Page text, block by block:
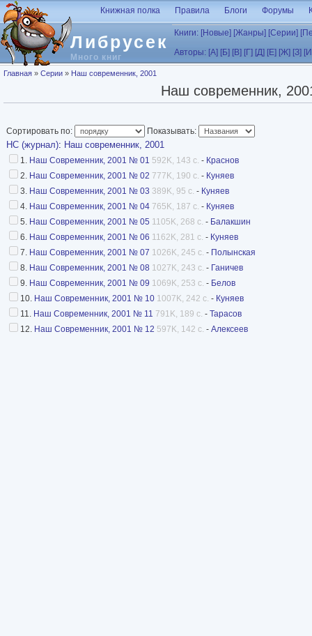
Перейти к основному содержанию
Либрусек
Много книг
Книжная полка Правила Блоги Форумы
Книги: [Новые] [Жанры] [Серии]
Авторы: [А] [Б] [В] [Г] [Д] [Е] [Ж] [З]
Вы здесь
Главная » Серии » Наш современник, 2001
Наш современник,
Сортировать по: Показывать:
НС (журнал): Наш современник, 2001
1. Наш Современник, 2001 № 01 592K, 143 с. - Краснов
2. Наш Современник, 2001 № 02 777K, 190 с. - Куняев
3. Наш Современник, 2001 № 03 389K, 95 с. - Куняев
4. Наш Современник, 2001 № 04 765K, 187 с. - Куняев
5. Наш Современник, 2001 № 05 1105K, 268 с. - Балакшин
6. Наш Современник, 2001 № 06 1162K, 281 с. - Куняев
7. Наш Современник, 2001 № 07 1026K, 245 с. - Полынская
8. Наш Современник, 2001 № 08 1027K, 243 с. - Ганичев
9. Наш Современник, 2001 № 09 1069K, 253 с. - Белов
10. Наш Современник, 2001 № 10 1007K, 242 с. - Куняев
11. Наш Современник, 2001 № 11 791K, 189 с. - Тарасов
12. Наш Современник, 2001 № 12 597K, 142 с. - Алексеев